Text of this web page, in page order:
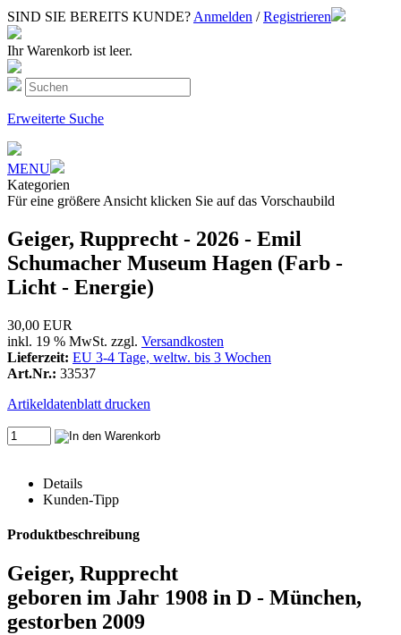
SIND SIE BEREITS KUNDE? Anmelden / Registrieren
Ihr Warenkorb ist leer.
Erweiterte Suche
MENU
Kategorien
Für eine größere Ansicht klicken Sie auf das Vorschaubild
Geiger, Rupprecht - 2026 - Emil
Schumacher Museum Hagen (Farb -
Licht - Energie)
30,00 EUR
inkl. 19 % MwSt. zzgl. Versandkosten
Lieferzeit: EU 3-4 Tage, weltw. bis 3 Wochen
Art.Nr.: 33537
Artikeldatenblatt drucken
Details
Kunden-Tipp
Produktbeschreibung
Geiger, Rupprecht
geboren im Jahr 1908 in D - München,
gestorben 2009